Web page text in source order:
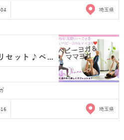
埼玉県
NEW！[浦和] 夏の疲れリセット♪ベビーヨガ＆ママヨガ…
埼玉県